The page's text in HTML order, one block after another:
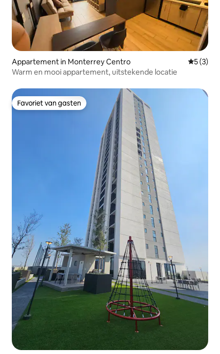
Appartement in Monterrey Centro
5 (3)
Warm en mooi appartement, uitstekende locatie
Favoriet van gasten
Favoriet van gasten